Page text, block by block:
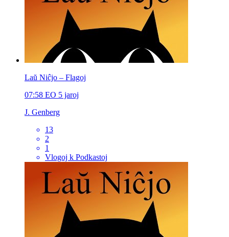
Laŭ Niĉjo – Flagoj
07:58 EO 5 jaroj
J. Genberg
13
2
1
Vlogoj k Podkastoj